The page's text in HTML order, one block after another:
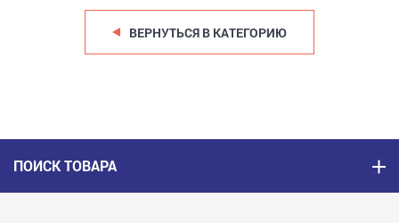
ВЕРНУТЬСЯ В КАТЕГОРИЮ
ПОИСК ТОВАРА